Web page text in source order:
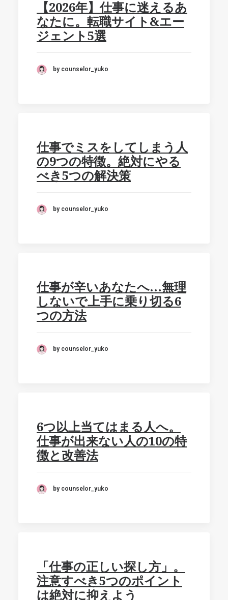
【2026年】仕事に迷えるあ
なたに。転職サイト&エー
ジェント5選
by counselor_yuko
仕事でミスをしてしまう人
の9つの特徴。絶対にやる
べき5つの解決策
by counselor_yuko
仕事が辛いあなたへ…無理
しないで上手に乗り切る6
つの方法
by counselor_yuko
6つ以上当てはまる人へ。
仕事が出来ない人の10の特
徴と改善法
by counselor_yuko
「仕事の正しい探し方」。
注意すべき5つのポイント
は絶対に抑えよう